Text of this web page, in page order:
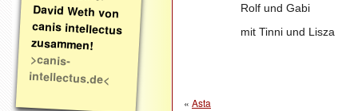
zusammen!
>canis-
intellectus.de<
Rolf und Gabi
mit Tinni und Lisza
« Asta